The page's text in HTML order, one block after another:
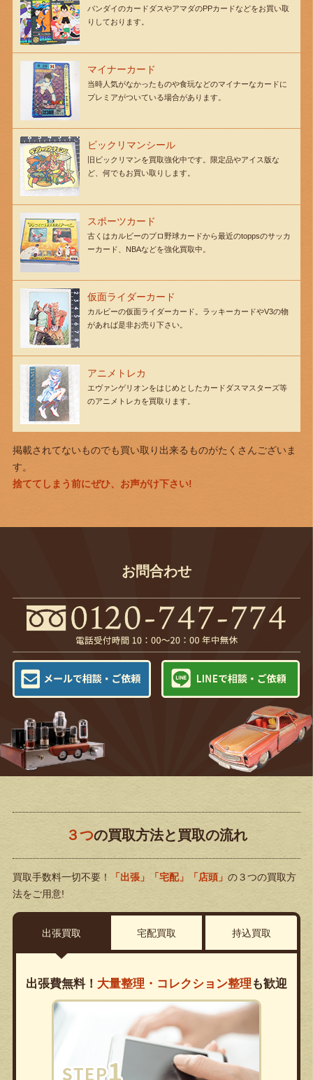
バンダイのカードダスやアマダのPPカードなどをお買い取
りしております。
マイナーカード
当時人気がなかったものや食玩などのマイナーなカードに
プレミアがついている場合があります。
ビックリマンシール
旧ビックリマンを買取強化中です。限定品やアイス版な
ど、何でもお買い取りします。
スポーツカード
古くはカルビーのプロ野球カードから最近のtoppsのサッカ
ーカード、NBAなどを強化買取中。
仮面ライダーカード
カルビーの仮面ライダーカード。ラッキーカードやV3の物
があれば是非お売り下さい。
アニメトレカ
エヴァンゲリオンをはじめとしたカードダスマスターズ等
のアニメトレカを買取ります。
掲載されてないものでも買い取り出来るものがたくさんございま
す。
捨ててしまう前にぜひ、お声がけ下さい!
お問合わせ
３つの買取方法と買取の流れ
買取手数料一切不要！ 「出張」「宅配」「店頭」 の３つの買取方
法をご用意!
出張買取 宅配買取 持込買取
出張費無料！ 大量整理・コレクション整理 も歓迎